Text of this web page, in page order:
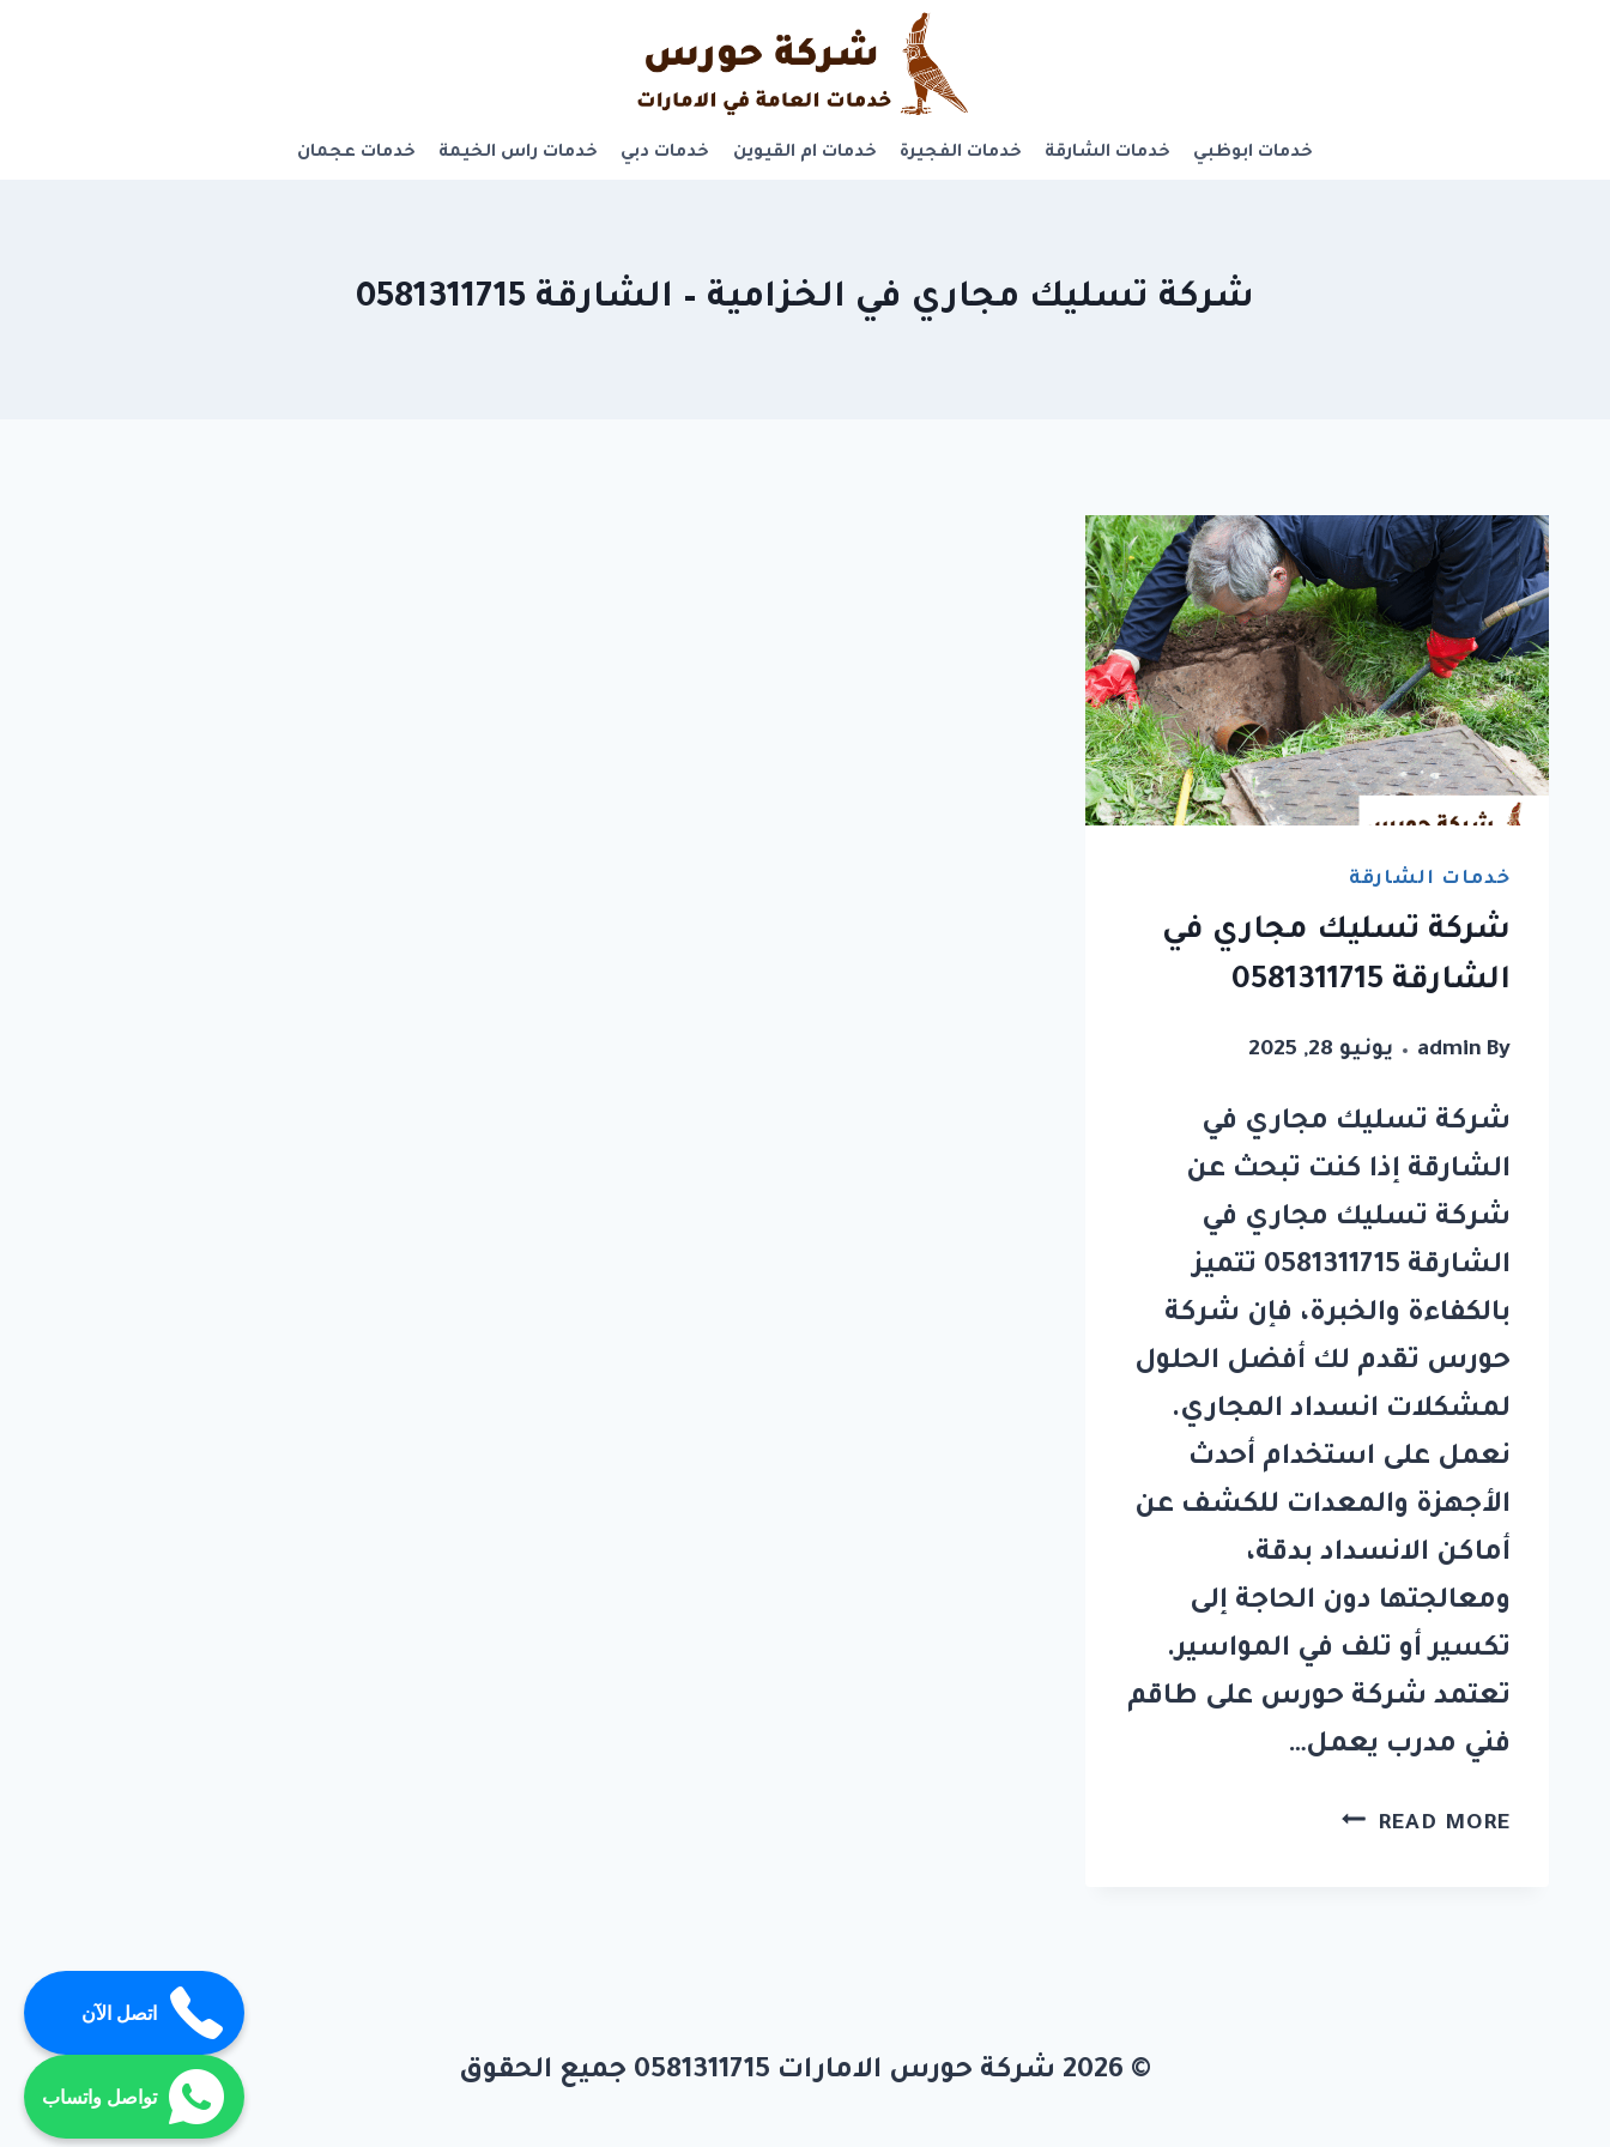
خدمات ابوظبي خدمات الشارقة خدمات الفجيرة خدمات ام القيوين خدمات دبي خدمات راس الخيمة خدمات عجمان
شركة تسليك مجاري في الخزامية – الشارقة 0581311715
خدمات الشارقة
شركة تسليك مجاري في
الشارقة 0581311715
By
admin يونيو 28, 2025
شركة تسليك مجاري في
الشارقة إذا كنت تبحث عن
شركة تسليك مجاري في
الشارقة 0581311715 تتميز
بالكفاءة والخبرة، فإن شركة
حورس تقدم لك أفضل الحلول
لمشكلات انسداد المجاري.
نعمل على استخدام أحدث
الأجهزة والمعدات للكشف عن
أماكن الانسداد بدقة،
ومعالجتها دون الحاجة إلى
تكسير أو تلف في المواسير.
تعتمد شركة حورس على طاقم
فني مدرب يعمل…
READ MORE شركة
© 2026 شركة حورس الامارات 0581311715 جميع الحقوق
اتصل الآن
تواصل واتساب